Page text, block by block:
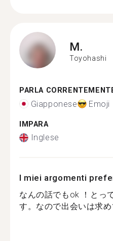
M.
Toyohashi
PARLA
Giapponese Emoji
IMPARA
Inglese
I miei argomenti
なんの話でもok ！とっ
す。なので出会いは求